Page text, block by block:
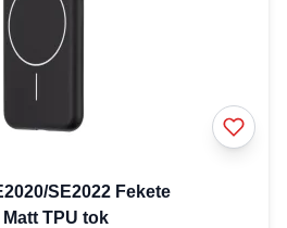
SE2022 Fekete
TPU tok